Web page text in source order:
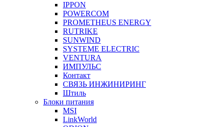
IPPON
POWERCOM
PROMETHEUS ENERGY
RUTRIKE
SUNWIND
SYSTEME ELECTRIC
VENTURA
ИМПУЛЬС
Контакт
СВЯЗЬ ИНЖИНИРИНГ
Штиль
Блоки питания
MSI
LinkWorld